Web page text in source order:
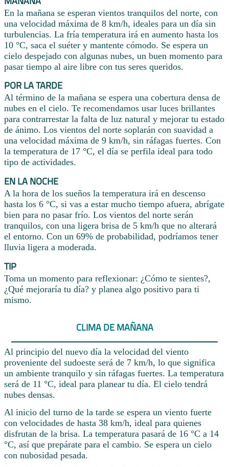
En la mañana se esperan vientos tranquilos del norte, con
una velocidad máxima de 8 km/h, ideales para un día sin
turbulencias. La fría temperatura irá en aumento hasta los
10 °C, saca el suéter y mantente cómodo. Se espera un
cielo despejado con algunas nubes, un buen momento para
pasar tiempo al aire libre con tus seres queridos.
POR LA TARDE
Al término de la mañana se espera una cobertura densa de
nubes en el cielo. Te recomendamos usar luces brillantes
para contrarrestar la falta de luz natural y mejorar tu estado
de ánimo. Los vientos del norte soplarán con suavidad a
una velocidad máxima de 9 km/h, sin ráfagas fuertes. Con
la temperatura de 17 °C, el día se perfila ideal para todo
tipo de actividades.
EN LA NOCHE
A la hora de los sueños la temperatura irá en descenso
hasta los 6 °C, si vas a estar mucho tiempo afuera, abrígate
bien para no pasar frío. Los vientos del norte serán
tranquilos, con una ligera brisa de 5 km/h que no alterará
el entorno. Con un 69% de probabilidad, podríamos tener
lluvia ligera a moderada.
TIP
Toma un momento para reflexionar: ¿Cómo te sientes?,
¿Qué mejoraría tu día? y planea algo positivo para ti
mismo.
CLIMA DE MAÑANA
Al principio del nuevo día la velocidad del viento
proveniente del sudoeste será de 7 km/h, lo que significa
un ambiente tranquilo y sin ráfagas fuertes. La temperatura
será de 11 °C, ideal para planear tu día. El cielo tendrá
nubes densas.
Al inicio del turno de la tarde se espera un viento fuerte
con velocidades de hasta 38 km/h, ideal para quienes
disfrutan de la brisa. La temperatura pasará de 16 °C a 14
°C, así que prepárate para el cambio. Se espera un cielo
con nubosidad pesada.